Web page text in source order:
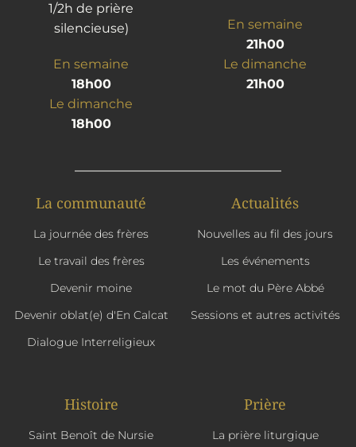
1/2h de prière
silencieuse)
En semaine
18h00
Le dimanche
18h00
En semaine
21h00
Le dimanche
21h00
La communauté
La journée des frères
Le travail des frères
Devenir moine
Devenir oblat(e) d'En Calcat
Dialogue Interreligieux
Actualités
Nouvelles au fil des jours
Les événements
Le mot du Père Abbé
Sessions et autres activités
Histoire
Saint Benoît de Nursie
Prière
La prière liturgique